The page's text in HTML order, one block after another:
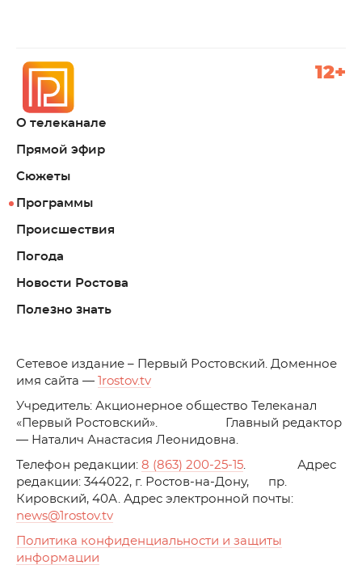
О телеканале
Прямой эфир
Сюжеты
Программы
Происшествия
Погода
Новости Ростова
Полезно знать
12+
Cетевое издание – Первый Ростовский. Доменное
имя сайта —
1rostov.tv
Учредитель: Акционерное общество Телеканал
«Первый Ростовский». Главный редактор
— Наталич Анастасия Леонидовна.
Телефон редакции: 8 (863) 200-25-15. Адрес
редакции: 344022, г. Ростов-на-Дону, пр.
Кировский, 40А. Адрес электронной почты:
news@1rostov.tv
Политика конфиденциальности и защиты
информации